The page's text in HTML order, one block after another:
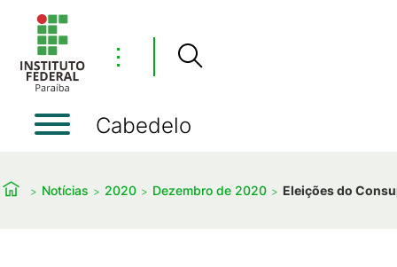
⋮
Cabedelo
Notícias 2020 Dezembro de 2020 Eleições do